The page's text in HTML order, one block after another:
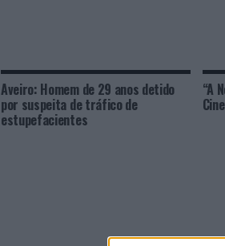
Aveiro: Homem de 29 anos detido
por suspeita de tráfico de
estupefacientes
“A